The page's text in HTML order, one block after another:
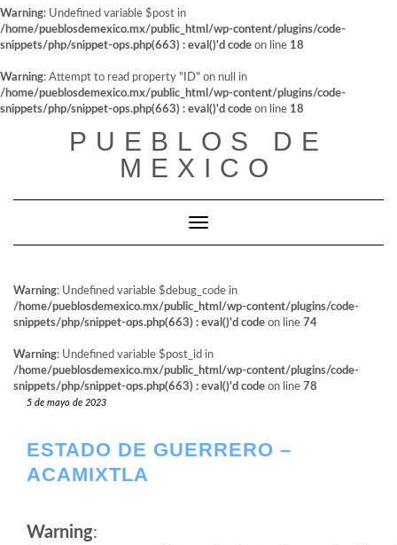
Warning: Undefined variable $post in
/home/pueblosdemexico.mx/public_html/wp-content/plugins/code-
snippets/php/snippet-ops.php(663) : eval()'d code on line 18
Warning: Attempt to read property "ID" on null in
/home/pueblosdemexico.mx/public_html/wp-content/plugins/code-
snippets/php/snippet-ops.php(663) : eval()'d code on line 18
PUEBLOS DE
MEXICO
Cambiar modo de navegación
Warning: Undefined variable $debug_code in
/home/pueblosdemexico.mx/public_html/wp-content/plugins/code-
snippets/php/snippet-ops.php(663) : eval()'d code on line 74
Warning: Undefined variable $post_id in
/home/pueblosdemexico.mx/public_html/wp-content/plugins/code-
snippets/php/snippet-ops.php(663) : eval()'d code on line 78
5 de mayo de 2023
ESTADO DE GUERRERO –
ACAMIXTLA
Warning: